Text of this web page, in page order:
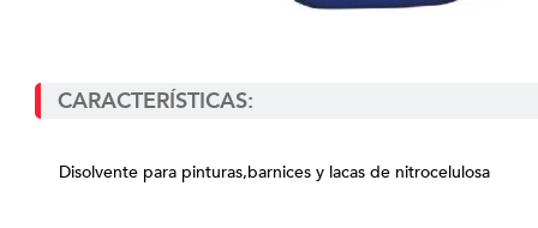
CARACTERÍSTICAS:
Disolvente para pinturas,barnices y lacas de nitrocelulosa